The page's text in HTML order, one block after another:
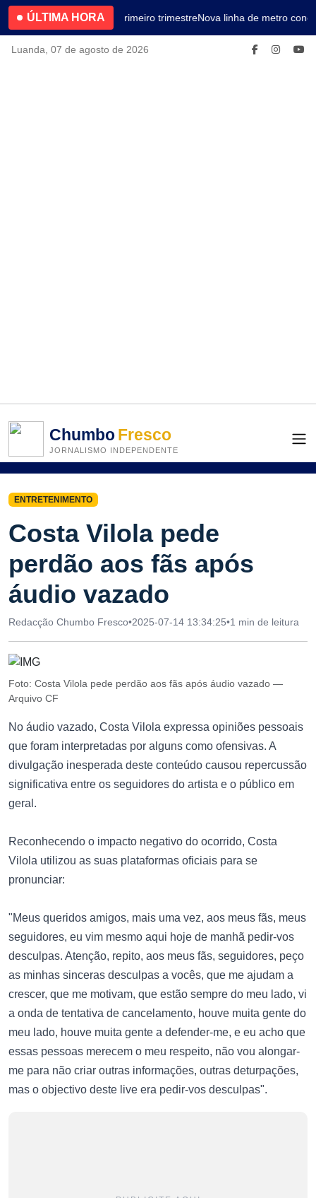
ÚLTIMA HORA4.2% no primeiro trimestreNova linha de metro
Luanda, 07 de agosto de 2026
ChumboFresco
JORNALISMO INDEPENDENTE
ENTRETENIMENTO
Costa Vilola pede
perdão aos fãs após
áudio vazado
Redacção Chumbo Fresco•2025-07-14 13:34:25•1 min de leitura
Foto: Costa Vilola pede perdão aos fãs após áudio vazado —
Arquivo CF
No áudio vazado, Costa Vilola expressa opiniões pessoais
que foram interpretadas por alguns como ofensivas. A
divulgação inesperada deste conteúdo causou repercussão
significativa entre os seguidores do artista e o público em
geral.
Reconhecendo o impacto negativo do ocorrido, Costa
Vilola utilizou as suas plataformas oficiais para se
pronunciar:
"Meus queridos amigos, mais uma vez, aos meus fãs, meus
seguidores, eu vim mesmo aqui hoje de manhã pedir-vos
desculpas. Atenção, repito, aos meus fãs, seguidores, peço
as minhas sinceras desculpas a vocês, que me ajudam a
crescer, que me motivam, que estão sempre do meu lado, vi
a onda de tentativa de cancelamento, houve muita gente do
meu lado, houve muita gente a defender-me, e eu acho que
essas pessoas merecem o meu respeito, não vou alongar-
me para não criar outras informações, outras deturpações,
mas o objectivo deste live era pedir-vos desculpas".